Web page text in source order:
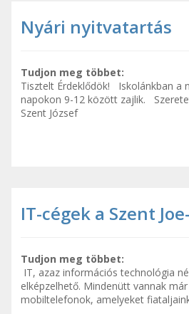
Nyári nyitvatartás
Tudjon meg többet:
Tisztelt Érdeklődök! Iskolánkban a
napokon 9-12 között zajlik.
Szent József
IT-cégek a Szent
Tudjon meg többet:
IT, azaz információs technológia
elképzelhető. Mindenütt vannak
mobiltelefonok, amelyeket